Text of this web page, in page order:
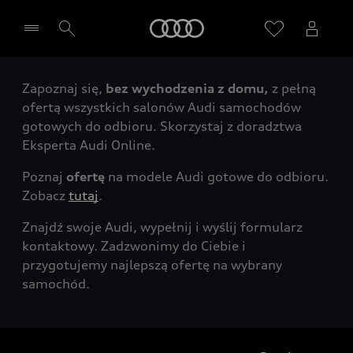
Wybierz Twojego Partnera Audi
Zapoznaj się, bez wychodzenia z domu, z pełną
ofertą wszystkich salonów Audi samochodów
gotowych do odbioru. Skorzystaj z doradztwa
Eksperta Audi Online.
Poznaj ofertę na modele Audi gotowe do odbioru.
Zobacz tutaj.
Znajdź swoje Audi, wypełnij i wyślij formularz
kontaktowy. Zadzwonimy do Ciebie i
przygotujemy najlepszą ofertę na wybrany
samochód.